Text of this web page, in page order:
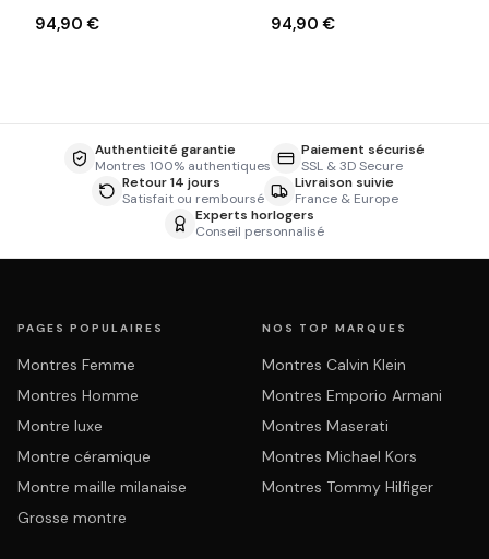
cuivre
94,90 € 94,90 €
Authenticité garantie
Montres 100% authentiques
Paiement sécurisé
SSL & 3D Secure
Retour 14 jours
Satisfait ou remboursé
Livraison suivie
France & Europe
Experts horlogers
Conseil personnalisé
PAGES POPULAIRES
Montres Femme
Montres Homme
Montre luxe
Montre céramique
Montre maille milanaise
Grosse montre
NOS TOP MARQUES
Montres Calvin Klein
Montres Emporio Armani
Montres Maserati
Montres Michael Kors
Montres Tommy Hilfiger